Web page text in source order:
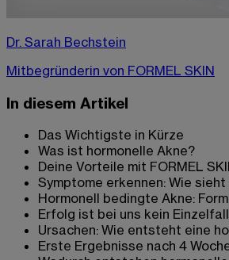
Dr. Sarah Bechstein
Mitbegründerin von FORMEL SKIN
In diesem Artikel
Das Wichtigste in Kürze
Was ist hormonelle Akne?
Deine Vorteile mit FORMEL
Symptome erkennen: Wie
Hormonell bedingte Akne:
Erfolg ist bei uns kein
Ursachen: Wie entsteht eine
Erste Ergebnisse nach 4